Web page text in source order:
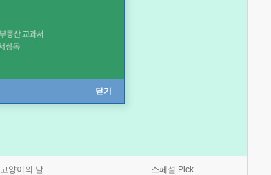
닫기
고양이의 날 스페셜 Pick